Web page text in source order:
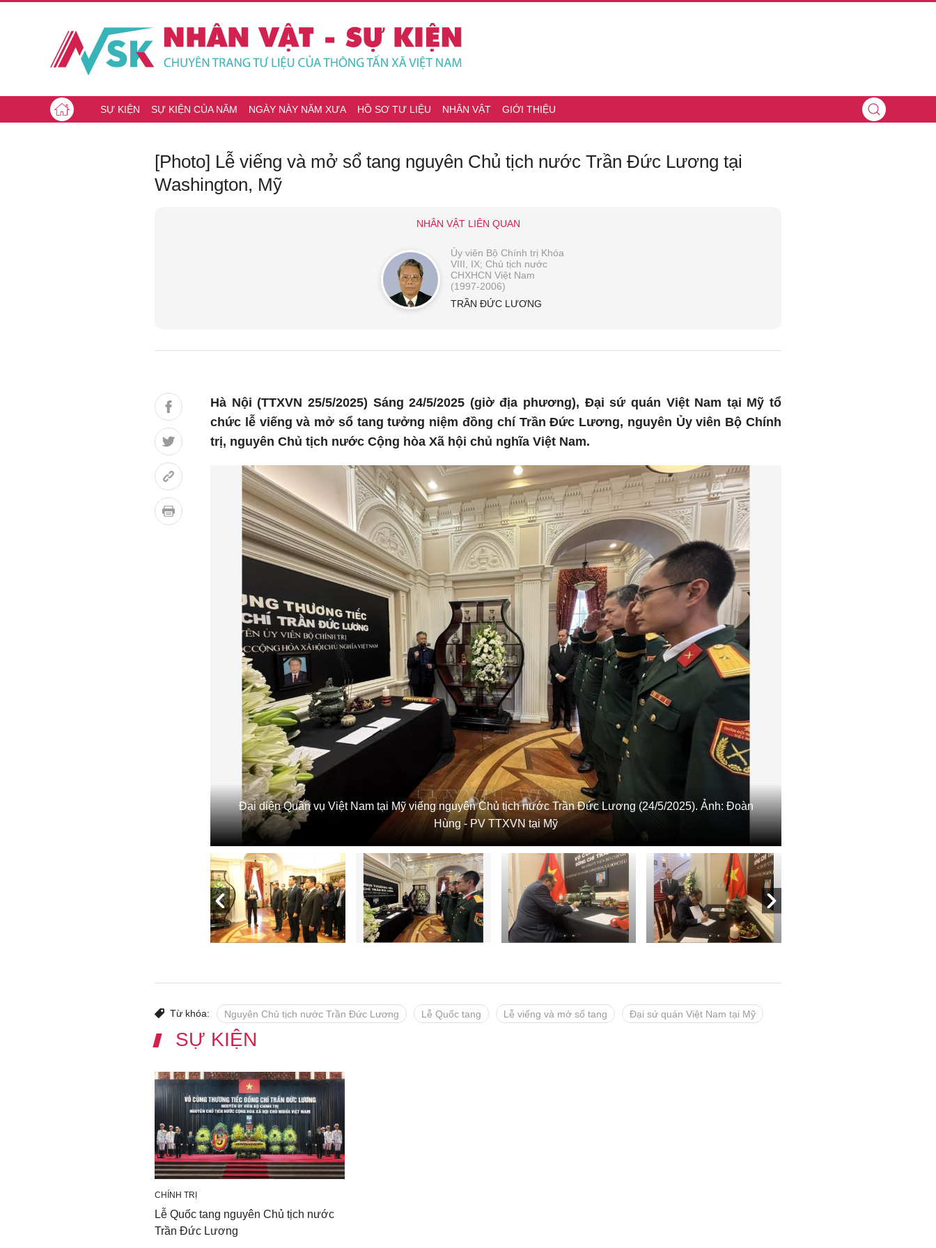
SỰ KIỆN SỰ KIỆN CỦA NĂM NGÀY NÀY NĂM XƯA HỒ SƠ TƯ LIỆU NHÂN VẬT GIỚI THIỆU
[Photo] Lễ viếng và mở sổ tang nguyên Chủ tịch nước Trần Đức Lương tại
Washington, Mỹ
NHÂN VẬT LIÊN QUAN
Ủy viên Bộ Chính trị Khóa
VIII, IX; Chủ tịch nước
CHXHCN Việt Nam
(1997-2006)
TRẦN ĐỨC LƯƠNG
Hà Nội (TTXVN 25/5/2025) Sáng 24/5/2025 (giờ địa phương), Đại sứ quán Việt Nam tại Mỹ tổ
chức lễ viếng và mở sổ tang tưởng niệm đồng chí Trần Đức Lương, nguyên Ủy viên Bộ Chính
trị, nguyên Chủ tịch nước Cộng hòa Xã hội chủ nghĩa Việt Nam.
Đại diện Quân vụ Việt Nam tại Mỹ viếng nguyên Chủ tịch nước Trần Đức Lương (24/5/2025). Ảnh: Đoàn
Hùng - PV TTXVN tại Mỹ
Từ khóa: Nguyên Chủ tịch nước Trần Đức Lương Lễ Quốc tang Lễ viếng và mở sổ tang Đại sứ quán Việt Nam tại Mỹ
SỰ KIỆN
CHÍNH TRỊ
Lễ Quốc tang nguyên Chủ tịch nước
Trần Đức Lương